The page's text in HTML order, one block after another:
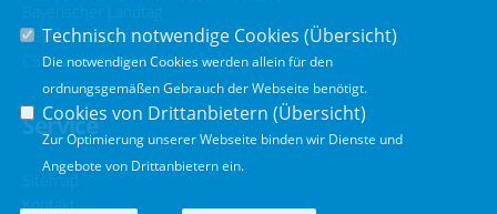
CSU Landtagsfraktion
CSU Kreisverband Miltenberg
Service
Sitemap
Kontakt
Technisch notwendige Cookies (Übersicht)
Die notwendigen Cookies werden allein für den
ordnungsgemäßen Gebrauch der Webseite benötigt.
Cookies von Drittanbietern (Übersicht)
Zur Optimierung unserer Webseite binden wir Dienste und
Angebote von Drittanbietern ein.